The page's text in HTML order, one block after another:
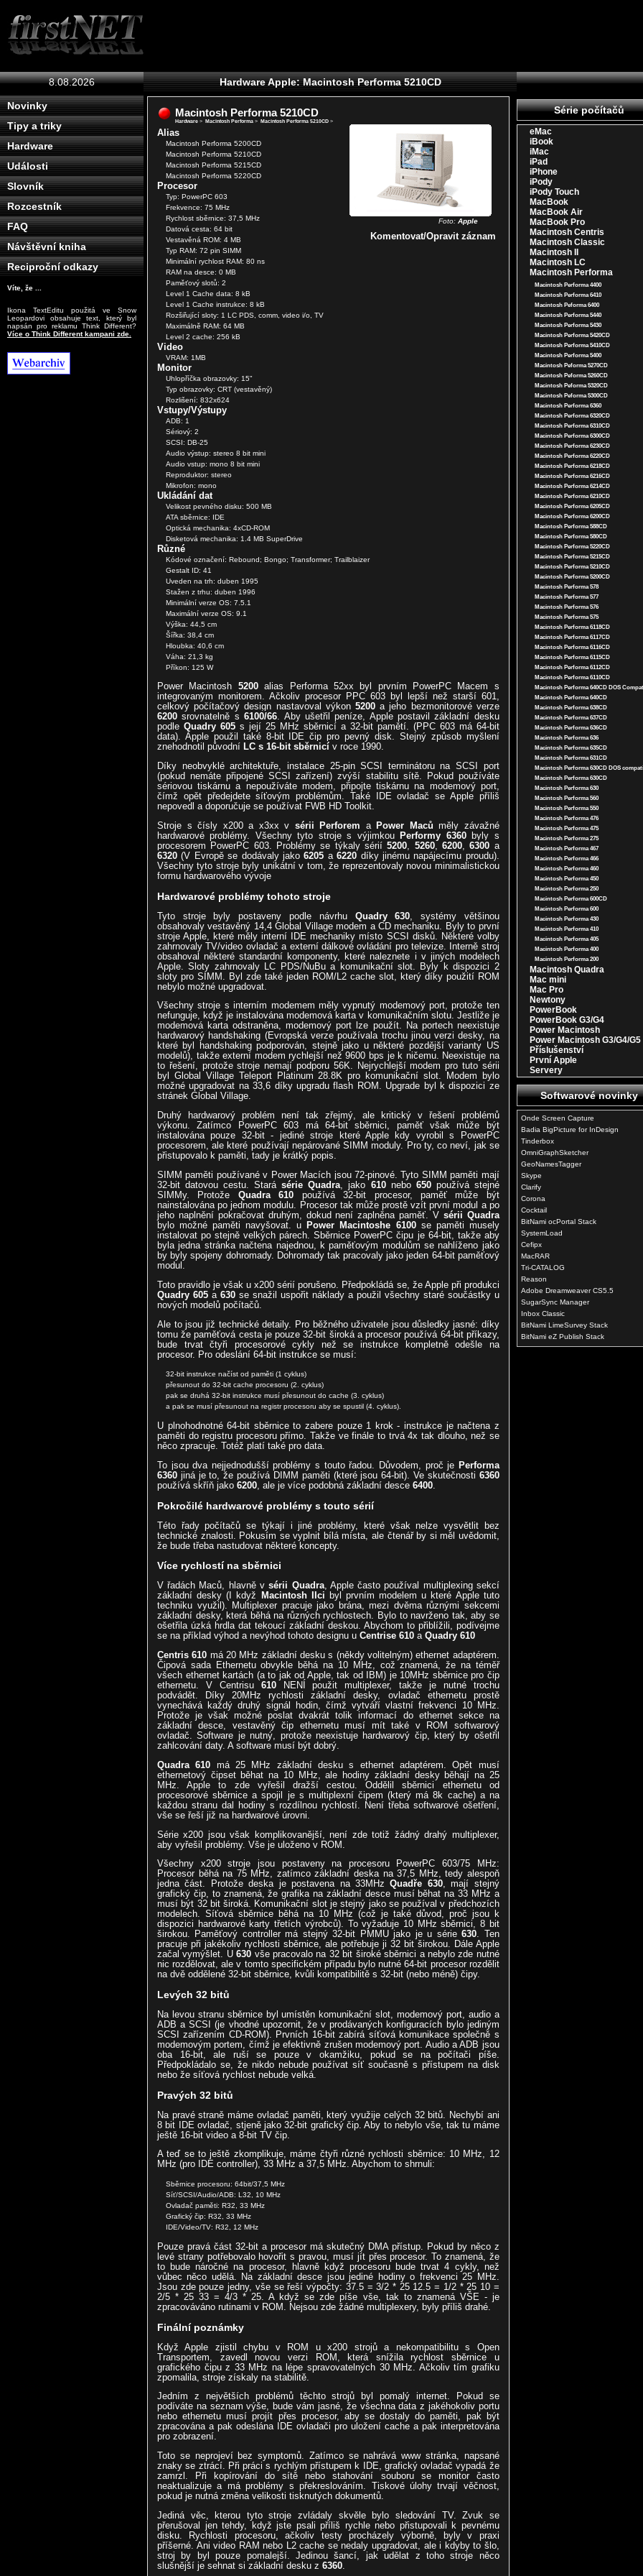
8.08.2026
Novinky
Tipy a triky
Hardware
Události
Slovník
Rozcestník
FAQ
Návštěvní kniha
Reciproční odkazy
Víte, že ...
Ikona TextEditu použitá ve Snow
Leopardovi obsahuje text, který byl
napsán pro reklamu Think Different?
Více o Think Different kampani zde.
Hardware Apple: Macintosh Performa 5210CD
Macintosh Performa 5210CD
Hardware> Macintosh Performa> Macintosh Performa 5210CD>
Foto: Apple
Komentovat/Opravit záznam
Alias
Macintosh Performa 5200CD
Macintosh Performa 5210CD
Macintosh Performa 5215CD
Macintosh Performa 5220CD
Procesor
Typ: PowerPC 603
Frekvence: 75 MHz
Rychlost sběrnice: 37,5 MHz
Datová cesta: 64 bit
Vestavěná ROM: 4 MB
Typ RAM: 72 pin SIMM
Minimální rychlost RAM: 80 ns
RAM na desce: 0 MB
Paměťový slotů: 2
Level 1 Cache data: 8 kB
Level 1 Cache instrukce: 8 kB
Rozšiřující sloty: 1 LC PDS, comm, video i/o, TV
Maximálně RAM: 64 MB
Level 2 cache: 256 kB
Video
VRAM: 1MB
Monitor
Uhlopříčka obrazovky: 15"
Typ obrazovky: CRT (vestavěný)
Rozlišení: 832x624
Vstupy/Výstupy
ADB: 1
Sériový: 2
SCSI: DB-25
Audio výstup: stereo 8 bit mini
Audio vstup: mono 8 bit mini
Reproduktor: stereo
Mikrofon: mono
Ukládání dat
Velikost pevného disku: 500 MB
ATA sběrnice: IDE
Optická mechanika: 4xCD-ROM
Disketová mechanika: 1.4 MB SuperDrive
Různé
Kódové označení: Rebound; Bongo; Transformer; Trailblaizer
Gestalt ID: 41
Uveden na trh: duben 1995
Stažen z trhu: duben 1996
Minimální verze OS: 7.5.1
Maximální verze OS: 9.1
Výška: 44,5 cm
Šířka: 38,4 cm
Hloubka: 40,6 cm
Váha: 21,3 kg
Příkon: 125 W
Power Macintosh 5200alias Performa 52xx byl prvním PowerPC Macem s
integrovaným monitorem. Ačkoliv procesor PPC 603 byl lepší než starší 601,
celkový počítačový design nastavoval výkon 5200a jeho bezmonitorové verze
6200srovnatelně s6100/66. Aby ušetřil peníze, Apple postavil základní desku
podle Quadry 605s její 25 MHz sběrnicí a 32-bit pamětí. (PPC 603 má 64-bit
data). Apple použil také 8-bit IDE čip pro pevný disk. Stejný způsob myšlení
znehodnotil původní LC s 16-bit sběrnicív roce 1990.
Díky neobvyklé architektuře, instalace 25-pin SCSI terminátoru na SCSI port
(pokud nemáte připojené SCSI zařízení) zvýší stabilitu sítě. Pokud používáte
sériovou tiskárnu a nepoužíváte modem, připojte tiskárnu na modemový port,
čímž opět předejdete síťovým problémům. Také IDE ovladač se Apple příliš
nepovedl a doporučuje se používat FWB HD Toolkit.
Stroje s čísly x200 a x3xx v sérii Perforem a Power Maců měly závažné
hardwarové problémy. Všechny tyto stroje s výjimkou Performy 6360byly s
procesorem PowerPC 603. Problémy se týkaly sérií5200 5260,6200 ,6300 a
6320(V Evropě se dodávaly jako6205 a6220 díky jinému napájecímu proudu).
Všechny tyto stroje byly unikátní v tom, že reprezentovaly novou minimalistickou
formu hardwarového vývoje
Hardwarové problémy tohoto stroje
Tyto stroje byly postaveny podle návrhu Quadry 630 , systémy většinou
obsahovaly vestavěný 14,4 Global Village modem a CD mechaniku. Byly to první
stroje Apple, které měly interní IDE mechaniky místo SCSI disků. Některé volby
zahrnovaly TV/video ovladač a externí dálkové ovládání pro televize. Interně stroj
obsahoval některé standardní komponenty, které naleznete i v jiných modelech
Apple. Sloty zahrnovaly LC PDS/NuBu a komunikační slot. Byly k dispozici 2
sloty pro SIMM. Byl zde také jeden ROM/L2 cache slot, který díky použití ROM
nebylo možné upgradovat.
Všechny stroje s interním modemem měly vypnutý modemový port, protože ten
nefunguje, když je instalována modemová karta v komunikačním slotu. Jestliže je
modemová karta odstraněna, modemový port lze použít. Na portech neexistuje
hardwarový handshaking (Evropská verze používala trochu jinou verzi desky, na
které byl handshaking podporován, stejně jako u některé pozdější varianty US
modelů), takže externí modem rychlejší než 9600 bps je k ničemu. Neexistuje na
to řešení, protože stroje nemají podporu 56K. Nejrychlejší modem pro tuto sérii
byl Global Village Teleport Platinum 28.8K pro komunikační slot. Modem bylo
možné upgradovat na 33,6 díky upgradu flash ROM. Upgrade byl k dispozici ze
stránek Global Village.
Druhý hardwarový problém není tak zřejmý, ale kritický v řešení problémů
výkonu. Zatímco PowerPC 603 má 64-bit sběrnici, paměť však může být
instalována pouze 32-bit - jediné stroje které Apple kdy vyrobil s PowerPC
procesorem, ale které používají nepárované SIMM moduly. Pro ty, co neví, jak se
přistupovalo k paměti, tady je krátký popis.
SIMM paměti používané v Power Macích jsou 72-pinové. Tyto SIMM paměti mají
32-bit datovou cestu. Starásérie Quadra , jako 610nebo 650používá stejné
SIMMy. Protože Quadra 610 používá 32-bit procesor, paměť může být
nainstalována po jednom modulu. Procesor tak může prostě vzít první modul a po
jeho naplnění pokračovat druhým, dokud není zaplněna paměť. V sérii Quadra
bylo možné paměti navyšovat. u Power Macintoshe 6100se paměti musely
instalovat po stejně velkých párech. Sběrnice PowerPC čipu je 64-bit, takže aby
byla jedna stránka načtena najednou, k paměťovým modulům se nahlíženo jako
by byly spojeny dohromady. Dohromady tak pracovaly jako jeden 64-bit paměťový
modul.
Toto pravidlo je však u x200 sérií porušeno. Předpokládá se, že Apple při produkci
Quadry 605a 630se snažil uspořit náklady a použil všechny staré součástky u
nových modelů počítačů.
Ale to jsou již technické detaily. Pro běžného uživatele jsou důsledky jasné: díky
tomu že paměťová cesta je pouze 32-bit široká a procesor používá 64-bit příkazy,
bude trvat čtyři procesorové cykly než se instrukce kompletně odešle na
procesor. Pro odeslání 64-bit instrukce se musí:
32-bit instrukce načíst od paměti (1 cyklus)
přesunout do 32-bit cache procesoru (2. cyklus)
pak se druhá 32-bit instrukce musí přesunout do cache (3. cyklus)
a pak se musí přesunout na registr procesoru aby se spustil (4. cyklus).
U plnohodnotné 64-bit sběrnice to zabere pouze 1 krok - instrukce je načtena z
paměti do registru procesoru přímo. Takže ve finále to trvá 4x tak dlouho, než se
něco zpracuje. Totéž platí také pro data.
To jsou dva nejjednodušší problémy s touto řadou. Důvodem, proč je Performa
6360jiná je to, že používá DIMM paměti (které jsou 64-bit). Ve skutečnosti 6360
používá skříň jako 6200, ale je více podobná základní desce 6400.
Pokročilé hardwarové problémy s touto sérií
Této řady počítačů se týkají i jiné problémy, které však nelze vysvětlit bez
technické znalosti. Pokusím se vyplnit bílá místa, ale čtenář by si měl uvědomit,
že bude třeba nastudovat některé koncepty.
Více rychlostí na sběrnici
V řadách Maců, hlavně vsérii Quadra, Apple často používal multiplexing sekcí
základní desky (I když
Macintosh IIci byl prvním modelem u které Apple tuto
techniku využil). Multiplexer pracuje jako brána, mezi dvěma různými sekcemi
základní desky, která běhá na různých rychlostech. Bylo to navrženo tak, aby se
ošetřila úzká hrdla dat tekoucí základní deskou. Abychom to přiblížili, podívejme
se na příklad výhod a nevýhod tohoto designu u Centrise 610a Quadry 610
Centris 610 má 20 MHz základní desku s (někdy volitelným) ethernet adaptérem.
Čipová sada Ethernetu obvykle běhá na 10 MHz, což znamená, že na téměř
všech ethernet kartách (a to jak od Apple, tak od IBM) je 10MHz sběrnice pro čip
ethernetu. V Centrisu 610NENÍ použit multiplexer, takže je nutné trochu
podvádět. Díky 20MHz rychlosti základní desky, ovladač ethernetu prostě
vynechává každý druhý signál hodin, čímž vytváří vlastní frekvenci 10 MHz.
Protože je však možné poslat dvakrát tolik informací do ethernet sekce na
základní desce, vestavěný čip ethernetu musí mít také v ROM softwarový
ovladač. Software je nutný, protože neexistuje hardwarový čip, který by ošetřil
zahlcování daty. A software musí být dobrý.
Quadra 610 má 25 MHz základní desku s ethernet adaptérem. Opět musí
ethernetový čipset běhat na 10 MHz, ale hodiny základní desky běhají na 25
MHz. Apple to zde vyřešil dražší cestou. Oddělil sběrnici ethernetu od
procesorové sběrnice a spojil je s multiplexní čipem (který má 8k cache) a na
každou stranu dal hodiny s rozdílnou rychlostí. Není třeba softwarové ošetření,
vše se řeší již na hardwarové úrovni.
Série x200 jsou však komplikovanější, není zde totiž žádný drahý multiplexer,
aby vyřešil problémy. Vše je uloženo v ROM.
Všechny x200 stroje jsou postaveny na procesoru PowerPC 603/75 MHz:
Procesor běhá na 75 MHz, zatímco základní deska na 37,5 MHz, tedy alespoň
jedna část. Protože deska je postavena na 33MHzQuadře 630, mají stejný
grafický čip, to znamená, že grafika na základní desce musí běhat na 33 MHz a
musí být 32 bit široká. Komunikační slot je stejný jako se používal v předchozích
modelech. Síťová sběrnice běhá na 10 MHz (což je také důvod, proč jsou k
dispozici hardwarové karty třetích výrobců). To vyžaduje 10 MHz sběrnici, 8 bit
širokou. Paměťový controller má stejný 32-bit PMMU jako je u série630. Ten
pracuje při jakékoliv rychlosti sběrnice, ale potřebuje ji 32 bit širokou. Dále Apple
začal vymýšlet. U630 vše pracovalo na 32 bit široké sběrnici a nebylo zde nutné
nic rozdělovat, ale v tomto specifickém případu bylo nutné 64-bit procesor rozdělit
na dvě oddělené 32-bit sběrnice, kvůli kompatibilitě s 32-bit (nebo méně) čipy.
Levých 32 bitů
Na levou stranu sběrnice byl umístěn komunikační slot, modemový port, audio a
ADB a SCSI (je vhodné upozornit, že v prodávaných konfiguracích bylo jediným
SCSI zařízením CD-ROM). Prvních 16-bit zabírá síťová komunikace společně s
modemovým portem, čímž je efektivně zrušen modemový port. Audio a ADB jsou
oba 16-bit, ale ruší se pouze v okamžiku, pokud se na počítači píše.
Předpokládalo se, že nikdo nebude používat síť současně s přístupem na disk
nebo že síťová rychlost nebude velká.
Pravých 32 bitů
Na pravé straně máme ovladač paměti, který využije celých 32 bitů. Nechybí ani
8 bit IDE ovladač, stjeně jako 32-bit grafický čip. Aby to nebylo vše, tak tu máme
ještě 16-bit video a 8-bit TV čip.
A teď se to ještě zkomplikuje, máme čtyři různé rychlosti sběrnice: 10 MHz, 12
MHz (pro IDE controller), 33 MHz a 37,5 MHz. Abychom to shrnuli:
Sběrnice procesoru: 64bit/37,5 MHz
Síť/SCSI/Audio/ADB: L32, 10 MHz
Ovladač paměti: R32, 33 MHz
Grafický čip: R32, 33 MHz
IDE/Video/TV: R32, 12 MHz
Pouze pravá část 32-bit a procesor má skutečný DMA přístup. Pokud by něco z
levé strany potřebovalo hovořit s pravou, musí jít přes procesor. To znamená, že
to bude náročné na procesor, hlavně když procesoru bude trvat 4 cykly, než
vůbec něco udělá. Na základní desce jsou jediné hodiny o frekvenci 25 MHz.
Jsou zde pouze jedny, vše se řeší výpočty: 37.5 = 3/2 * 25 12.5 = 1/2 * 25 10 =
2/5 * 25 33 = 4/3 * 25. A když se zde píše vše, tak to znamená VŠE - je
zpracováváno rutinami v ROM. Nejsou zde žádné multiplexery, byly příliš drahé.
Finální poznámky
Když Apple zjistil chybu v ROM u x200 strojů a nekompatibilitu s Open
Transportem, zavedl novou verzi ROM, která snížila rychlost sběrnice u
grafického čipu z 33 MHz na lépe spravovatelných 30 MHz. Ačkoliv tím grafiku
zpomalila, stroje získaly na stabilitě.
Jedním z největších problémů těchto strojů byl pomalý internet. Pokud se
podíváte na seznam výše, bude vám jasné, že všechna data z jakéhokoliv portu
nebo ethernetu musí projít přes procesor, aby se dostaly do paměti, pak být
zpracována a pak odeslána IDE ovladači pro uložení cache a pak interpretována
pro zobrazení.
Toto se neprojeví bez symptomů. Zatímco se nahrává www stránka, napsané
znaky se ztrácí. Při práci s rychlým přístupem k IDE, grafický ovladač vypadá že
zamrzl. Při kopírování do sítě nebo stahování souboru se monitor často
neaktualizuje a má problémy s překreslováním. Tiskové úlohy trvají věčnost,
pokud je nutná změna velikosti tisknutých dokumentů.
Jediná věc, kterou tyto stroje zvládaly skvěle bylo sledování TV. Zvuk se
přerušoval jen tehdy, když jste psali příliš rychle nebo přistupovali k pevnému
disku. Rychlosti procesoru, ačkoliv testy procházely výborně, byly v praxi
příšerné. Ani video RAM nebo L2 cache se nedaly upgradovat, ale i kdyby to šlo,
stroj by byl pouze pomalejší. Jedinou šancí, jak udělat z toho stroje něco
slušnější je sehnat si základní desku z 6360.
Série počítačů
eMac
iBook
iMac
iPad
iPhone
iPody
iPody Touch
MacBook
MacBook Air
MacBook Pro
Macintosh Centris
Macintosh Classic
Macintosh II
Macintosh LC
Macintosh Performa
Macintosh Performa 4400
Macintosh Performa 6410
Macintosh Peforma 6400
Macintosh Performa 5440
Macintosh Performa 5430
Macintosh Performa 5420CD
Macintosh Performa 5410CD
Macintosh Performa 5400
Macintosh Peforma 5270CD
Macintosh Peforma 5260CD
Macintosh Peforma 5320CD
Macintosh Peforma 5300CD
Macintosh Performa 6360
Macintosh Performa 6320CD
Macintosh Performa 6310CD
Macintosh Performa 6300CD
Macintosh Performa 6230CD
Macintosh Performa 6220CD
Macintosh Performa 6218CD
Macintosh Performa 6216CD
Macintosh Performa 6214CD
Macintosh Performa 6210CD
Macintosh Performa 6205CD
Macintosh Performa 6200CD
Macintosh Performa 588CD
Macintosh Performa 580CD
Macintosh Performa 5220CD
Macintosh Performa 5215CD
Macintosh Performa 5210CD
Macintosh Performa 5200CD
Macintosh Performa 578
Macintosh Performa 577
Macintosh Performa 576
Macintosh Performa 575
Macintosh Performa 6118CD
Macintosh Performa 6117CD
Macintosh Performa 6116CD
Macintosh Performa 6115CD
Macintosh Performa 6112CD
Macintosh Performa 6110CD
Macintosh Performa 640CD DOS
Macintosh Performa 640CD
Macintosh Performa 638CD
Macintosh Performa 637CD
Macintosh Performa 636CD
Macintosh Performa 636
Macintosh Performa 635CD
Macintosh Performa 631CD
Macintosh Performa 630CD DOS
Macintosh Performa 630CD
Macintosh Performa 630
Macintosh Performa 560
Macintosh Performa 550
Macintosh Performa 476
Macintosh Performa 475
Macintosh Performa 275
Macintosh Performa 467
Macintosh Performa 466
Macintosh Performa 460
Macintosh Performa 450
Macintosh Performa 250
Macintosh Performa 600CD
Macintosh Performa 600
Macintosh Performa 430
Macintosh Performa 410
Macintosh Performa 405
Macintosh Performa 400
Macintosh Performa 200
Macintosh Quadra
Mac mini
Mac Pro
Newtony
PowerBook
PowerBook G3/G4
Power Macintosh
Power Macintosh G3/G4/G5
Příslušenství
První Apple
Servery
Softwarové novinky
Onde Screen Capture
Badia BigPicture for InDesign
Tinderbox
OmniGraphSketcher
GeoNamesTagger
Skype
Clarify
Corona
Cocktail
BitNami ocPortal Stack
SystemLoad
Cefipx
MacRAR
Tri-CATALOG
Reason
Adobe Dreamweaver CS5.5
SugarSync Manager
Inbox Classic
BitNami LimeSurvey Stack
BitNami eZ Publish Stack